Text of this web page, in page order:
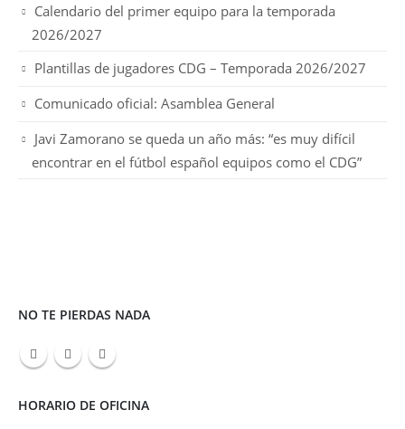
Calendario del primer equipo para la temporada
2026/2027
Plantillas de jugadores CDG – Temporada 2026/2027
Comunicado oficial: Asamblea General
Javi Zamorano se queda un año más: “es muy difícil
encontrar en el fútbol español equipos como el CDG”
NO TE PIERDAS NADA
HORARIO DE OFICINA